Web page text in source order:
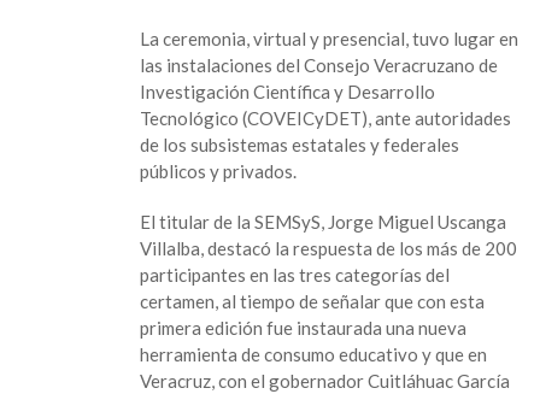
La ceremonia, virtual y presencial, tuvo lugar en
las instalaciones del Consejo Veracruzano de
Investigación Científica y Desarrollo
Tecnológico (COVEICyDET), ante autoridades
de los subsistemas estatales y federales
públicos y privados.
El titular de la SEMSyS, Jorge Miguel Uscanga
Villalba, destacó la respuesta de los más de 200
participantes en las tres categorías del
certamen, al tiempo de señalar que con esta
primera edición fue instaurada una nueva
herramienta de consumo educativo y que en
Veracruz, con el gobernador Cuitláhuac García